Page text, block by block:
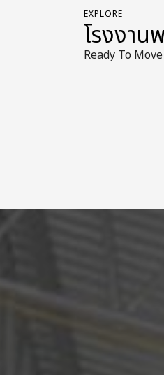
EXPLORE
โรงงาน
Ready To Move